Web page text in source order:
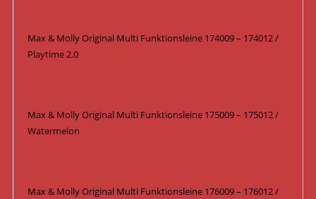
Max & Molly Original Multi Funktionsleine 174009 – 174012 /
Playtime 2.0
Max & Molly Original Multi Funktionsleine 175009 – 175012 /
Watermelon
Max & Molly Original Multi Funktionsleine 176009 – 176012 /